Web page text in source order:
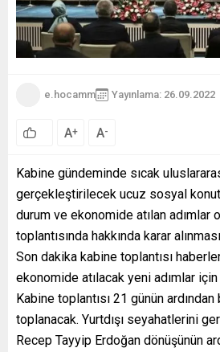
e.hocamm Yayınlama: 26.09.2022
A+ A-
Kabine gündeminde sıcak
gerçekleştirilecek ucuz sosyal
durum ve ekonomide atılan adımlar
toplantısında hakkında karar
Son dakika kabine toplantısı
ekonomide atılacak yeni adımlar
Kabine toplantısı 21 günün
toplanacak. Yurtdışı seyahatlerini
Recep Tayyip Erdoğan dönüşünün